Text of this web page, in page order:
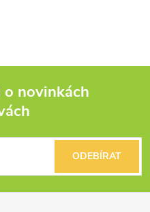
novinkách
ODEBÍRAT